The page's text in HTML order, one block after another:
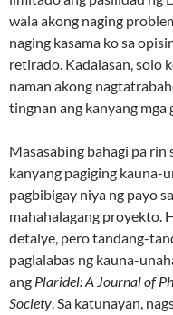
wala akong naging
naging kasama ko sa
retirado. Kadalasan, solo
naman akong
tingnan ang kanyang
Masasabing bahagi pa rin
kanyang pagiging kauna-
pagbibigay niya ng payo
mahahalagang proyekto.
detalye, pero tandang-
paglalabas ng kauna-
ang Plaridel: A Journal of
Society. Sa katunayan,